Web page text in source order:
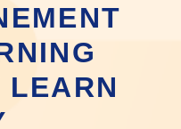
LEARN